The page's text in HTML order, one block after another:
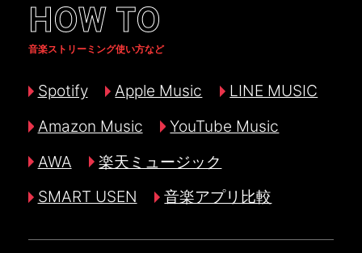
HOW TO
音楽ストリーミング使い方など
Spotify Apple Music
LINE MUSIC
Amazon Music
YouTube Music
AWA
楽天ミュージック
SMART USEN
音楽アプリ比較